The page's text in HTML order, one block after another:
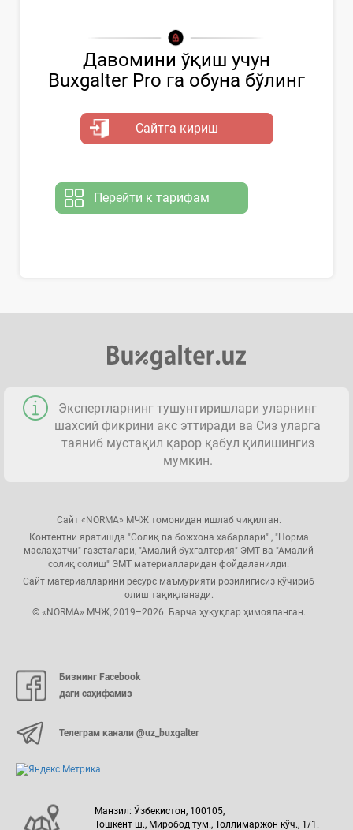
Давомини ўқиш учун
Buxgalter Pro га обуна бўлинг
Сайтга кириш
Перейти к тарифам
Экспертларнинг тушунтиришлари уларнинг
шахсий фикрини акс эттиради ва Сиз уларга
таяниб мустақил қарор қабул қилишингиз
мумкин.
Сайт «NORMA» МЧЖ томонидан ишлаб чиқилган.
Контентни яратишда "Солиқ ва божхона хабарлари" , "Норма
маслаҳатчи" газеталари, "Амалий бухгалтерия" ЭМТ ва "Амалий
солиқ солиш" ЭМТ материалларидан фойдаланилди.
Сайт материалларини ресурс маъмурияти розилигисиз кўчириб
олиш тақиқланади.
© «NORMA» МЧЖ, 2019–2026. Барча ҳуқуқлар ҳимояланган.
Бизнинг Facebook
даги саҳифамиз
Телеграм канали @uz_buxgalter
Манзил: Ўзбекистон, 100105,
Тошкент ш., Миробод тум., Толлимаржон кўч., 1/1.